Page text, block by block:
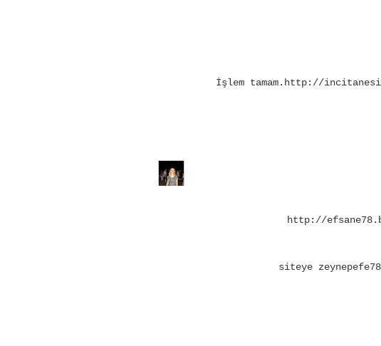
İşlem tamam.http://incitanesi-
http://
siteye